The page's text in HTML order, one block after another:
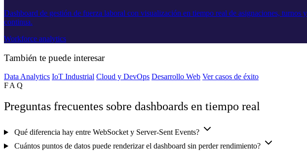
Dashboard de gestión de fuerza laboral con visualización en tiempo real de asignaciones,
continua.
Workforce analytics
También te puede interesar
Data Analytics IoT Industrial Cloud y DevOps Desarrollo Web Ver casos de éxito
FAQ
Preguntas frecuentes sobre dashboards en tiempo real
Qué diferencia hay entre WebSocket y Server-Sent Events?
Cuántos puntos de datos puede renderizar el dashboard sin perder rendimiento?